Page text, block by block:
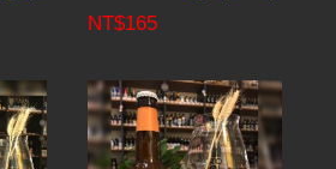
NT$165